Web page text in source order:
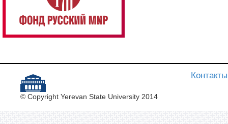
© Copyright Yerevan State University 2014
Контакты